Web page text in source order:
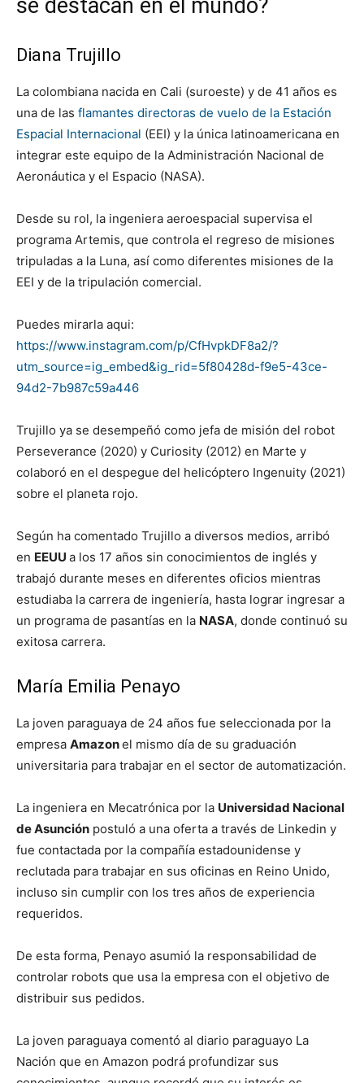
se destacan en el mundo?
Diana Trujillo
La colombiana nacida en Cali (suroeste) y de 41 años es
una de las flamantes directoras de vuelo de la Estación
Espacial Internacional (EEI) y la única latinoamericana en
integrar este equipo de la Administración Nacional de
Aeronáutica y el Espacio (NASA).
Desde su rol, la ingeniera aeroespacial supervisa el
programa Artemis, que controla el regreso de misiones
tripuladas a la Luna, así como diferentes misiones de la
EEI y de la tripulación comercial.
Puedes mirarla aqui:
https://www.instagram.com/p/CfHvpkDF8a2/?
utm_source=ig_embed&ig_rid=5f80428d-f9e5-43ce-
94d2-7b987c59a446
Trujillo ya se desempeñó como jefa de misión del robot
Perseverance (2020) y Curiosity (2012) en Marte y
colaboró en el despegue del helicóptero Ingenuity (2021)
sobre el planeta rojo.
Según ha comentado Trujillo a diversos medios, arribó
en EEUU a los 17 años sin conocimientos de inglés y
trabajó durante meses en diferentes oficios mientras
estudiaba la carrera de ingeniería, hasta lograr ingresar a
un programa de pasantías en la NASA, donde continuó su
exitosa carrera.
María Emilia Penayo
La joven paraguaya de 24 años fue seleccionada por la
empresa Amazonel mismo día de su graduación
universitaria para trabajar en el sector de automatización.
La ingeniera en Mecatrónica por la Universidad Nacional
de Asunción postuló a una oferta a través de Linkedin y
fue contactada por la compañía estadounidense y
reclutada para trabajar en sus oficinas en Reino Unido,
incluso sin cumplir con los tres años de experiencia
requeridos.
De esta forma, Penayo asumió la responsabilidad de
controlar robots que usa la empresa con el objetivo de
distribuir sus pedidos.
La joven paraguaya comentó al diario paraguayo La
Nación que en Amazon podrá profundizar sus